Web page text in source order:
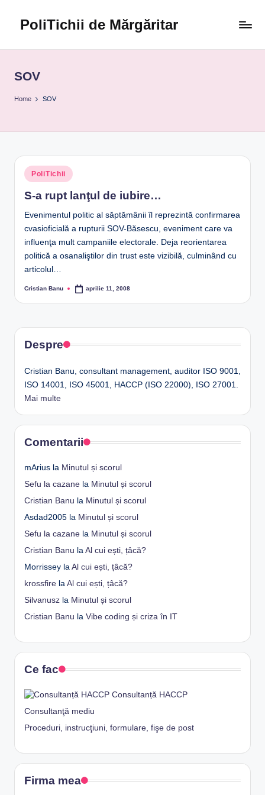
PoliTichii de Mărgăritar
2005
SOV
Home SOV
Posted
in
PoliTichii
S-a rupt lanţul de iubire…
Evenimentul politic al săptămânii îl reprezintă confirmarea
cvasioficială a rupturii SOV-Băsescu, eveniment care va
influenţa mult campaniile electorale. Deja reorientarea
politică a osanaliştilor din trust este vizibilă, culminând cu
articolul…
Posted
Cristian Banu aprilie 11, 2008
Despre
Cristian Banu, consultant management, auditor ISO 9001,
ISO 14001, ISO 45001, HACCP (ISO 22000), ISO 27001.
Mai multe
Comentarii
mArius la Minutul și scorul
Sefu la cazane la Minutul și scorul
Cristian Banu la Minutul și scorul
Asdad2005 la Minutul și scorul
Sefu la cazane la Minutul și scorul
Cristian Banu la Al cui ești, țâcă?
Morrissey la Al cui ești, țâcă?
krossfire la Al cui ești, țâcă?
Silvanusz la Minutul și scorul
Cristian Banu la Vibe coding și criza în IT
Ce fac
Consultanță HACCP
Consultanţă mediu
Proceduri, instrucţiuni, formulare, fişe de post
Firma mea